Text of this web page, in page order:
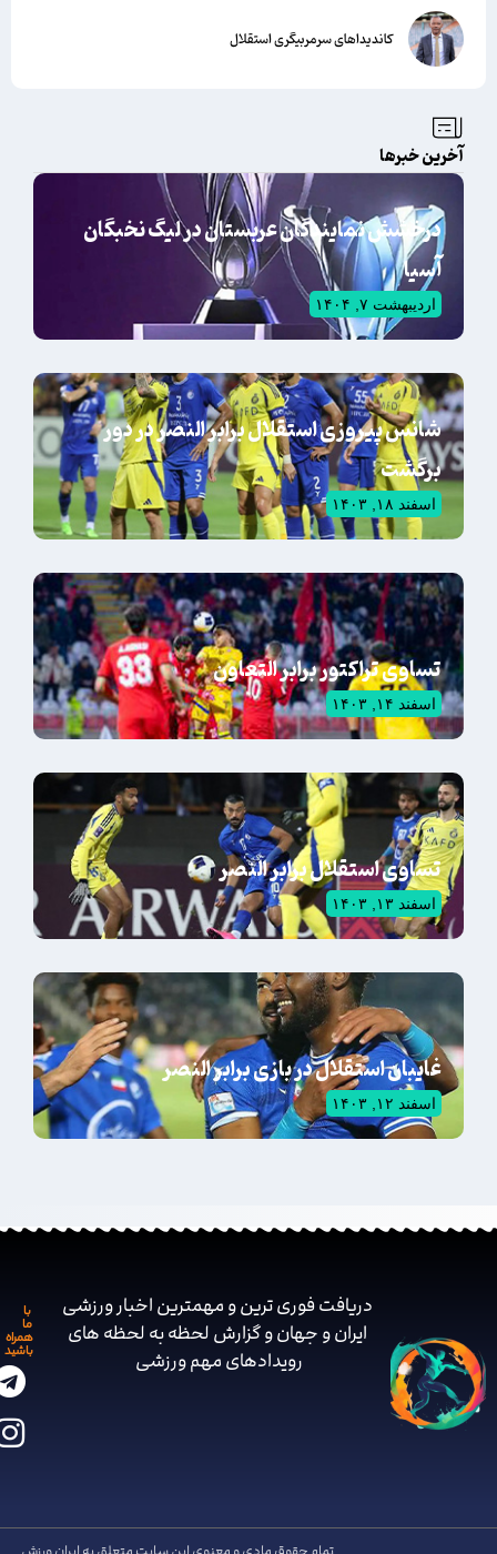
کاندیداهای سرمربیگری استقلال
آخرین خبرها
درخشش نمایندگان عربستان در لیگ نخبگان
آسیا
اردیبهشت ۷, ۱۴۰۴
شانس پیروزی استقلال برابر النصر در دور
برگشت
اسفند ۱۸, ۱۴۰۳
تساوی تراکتور برابر التعاون
اسفند ۱۴, ۱۴۰۳
تساوی استقلال برابر النصر
اسفند ۱۳, ۱۴۰۳
غایبان استقلال در بازی برابر النصر
اسفند ۱۲, ۱۴۰۳
دریافت فوری ترین و مهمترین اخبار ورزشی
ایران و جهان و گزارش لحظه به لحظه های
رویدادهای مهم ‌ورزشی
همراه
باشید